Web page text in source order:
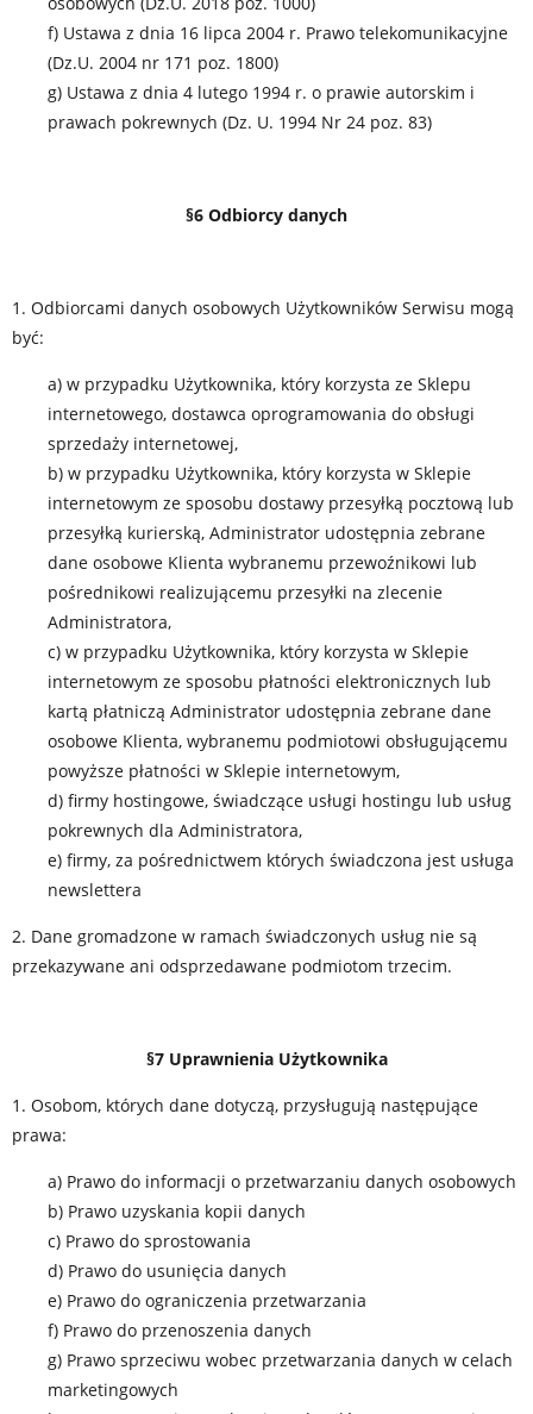
f) Ustawa z dnia 16 lipca 2004 r. Prawo telekomunikacyjne
(Dz.U. 2004 nr 171 poz. 1800)
g) Ustawa z dnia 4 lutego 1994 r. o prawie autorskim i
prawach pokrewnych (Dz. U. 1994 Nr 24 poz. 83)
§6 Odbiorcy danych
1. Odbiorcami danych osobowych Użytkowników Serwisu mogą
być:
a) w przypadku Użytkownika, który korzysta ze Sklepu
internetowego, dostawca oprogramowania do obsługi
sprzedaży internetowej,
b) w przypadku Użytkownika, który korzysta w Sklepie
internetowym ze sposobu dostawy przesyłką pocztową lub
przesyłką kurierską, Administrator udostępnia zebrane
dane osobowe Klienta wybranemu przewoźnikowi lub
pośrednikowi realizującemu przesyłki na zlecenie
Administratora,
c) w przypadku Użytkownika, który korzysta w Sklepie
internetowym ze sposobu płatności elektronicznych lub
kartą płatniczą Administrator udostępnia zebrane dane
osobowe Klienta, wybranemu podmiotowi obsługującemu
powyższe płatności w Sklepie internetowym,
d) firmy hostingowe, świadczące usługi hostingu lub usług
pokrewnych dla Administratora,
e) firmy, za pośrednictwem których świadczona jest usługa
newslettera
2. Dane gromadzone w ramach świadczonych usług nie są
przekazywane ani odsprzedawane podmiotom trzecim.
§7 Uprawnienia Użytkownika
1. Osobom, których dane dotyczą, przysługują następujące
prawa:
a) Prawo do informacji o przetwarzaniu danych osobowych
b) Prawo uzyskania kopii danych
c) Prawo do sprostowania
d) Prawo do usunięcia danych
e) Prawo do ograniczenia przetwarzania
f) Prawo do przenoszenia danych
g) Prawo sprzeciwu wobec przetwarzania danych w celach
marketingowych